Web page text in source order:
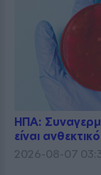
ΗΠΑ:
είναι
2026-08-07